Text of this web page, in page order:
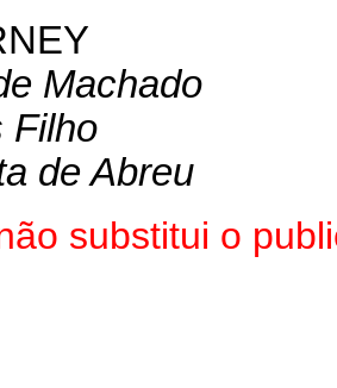
Machado
Filho
de Abreu
substitui o